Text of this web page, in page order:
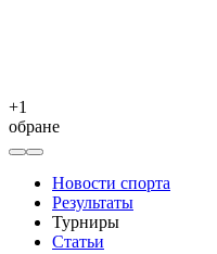
+1
обране
Новости спорта
Результаты
Турниры
Статьи